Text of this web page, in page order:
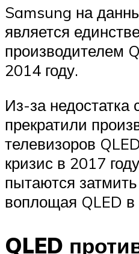
Samsung на
является
производителем
2014 году.
Из-за недостатка
прекратили
телевизоров
кризис в 2017
пытаются
воплощая QLED в
QLED